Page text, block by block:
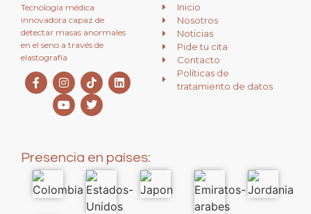
Tecnología médica
innovadora capaz de
detectar masas anormales
en el seno a través de
elastografía
Inicio
Nosotros
Noticias
Pide tu cita
Contacto
Políticas de
tratamiento de datos
Presencia en países: